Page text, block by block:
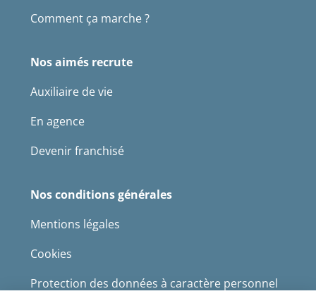
Comment ça marche ?
Nos aimés recrute
Auxiliaire de vie
En agence
Devenir franchisé
Nos conditions générales
Mentions légales
Cookies
Protection des données à caractère personnel